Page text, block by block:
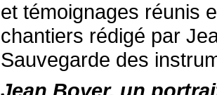
et témoignages réunis
chantiers rédigé par
Sauvegarde des